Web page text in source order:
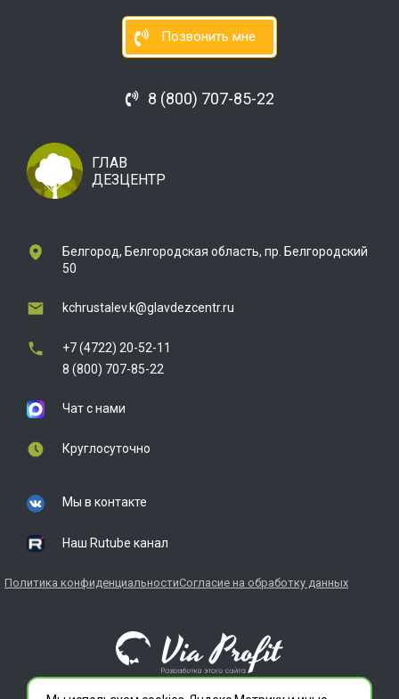
Позвонить мне
8 (800) 707-85-22
ГЛАВ
ДЕЗЦЕНТР
Белгород, Белгородская область, пр. Белгородский
50
kchrustalev.k@glavdezcentr.ru
+7 (4722) 20-52-11
8 (800) 707-85-22
Чат с нами
Круглосуточно
Мы в контакте
Наш Rutube канал
Политика конфиденциальностиСогласие на обработку данных